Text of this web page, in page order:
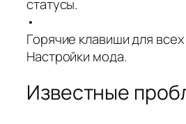
статусы.
•
Горячие клавиши для
Настройки мода.
Известные